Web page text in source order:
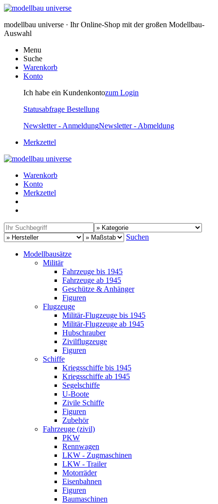
modellbau universe · Ihr Online-Shop mit der großen Modellbau-
Auswahl
Menu
Suche
Warenkorb
Konto
Ich habe ein Kundenkontozum Login
Statusabfrage Bestellung
Newsletter - AnmeldungNewsletter - Abmeldung
Merkzettel
Warenkorb
Konto
Merkzettel
Suchen
Modellbausätze
Militär
Fahrzeuge bis 1945
Fahrzeuge ab 1945
Geschütze & Anhänger
Figuren
Flugzeuge
Militär-Flugzeuge bis 1945
Militär-Flugzeuge ab 1945
Hubschrauber
Zivilflugzeuge
Figuren
Schiffe
Kriegsschiffe bis 1945
Kriegsschiffe ab 1945
Segelschiffe
U-Boote
Zivile Schiffe
Figuren
Zubehör
Fahrzeuge (zivil)
PKW
Rennwagen
LKW - Zugmaschinen
LKW - Trailer
Motorräder
Eisenbahnen
Figuren
Baumaschinen